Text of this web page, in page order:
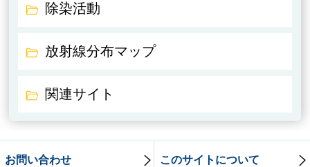
除染活動
放射線分布マップ
関連サイト
お問い合わせ このサイトについて